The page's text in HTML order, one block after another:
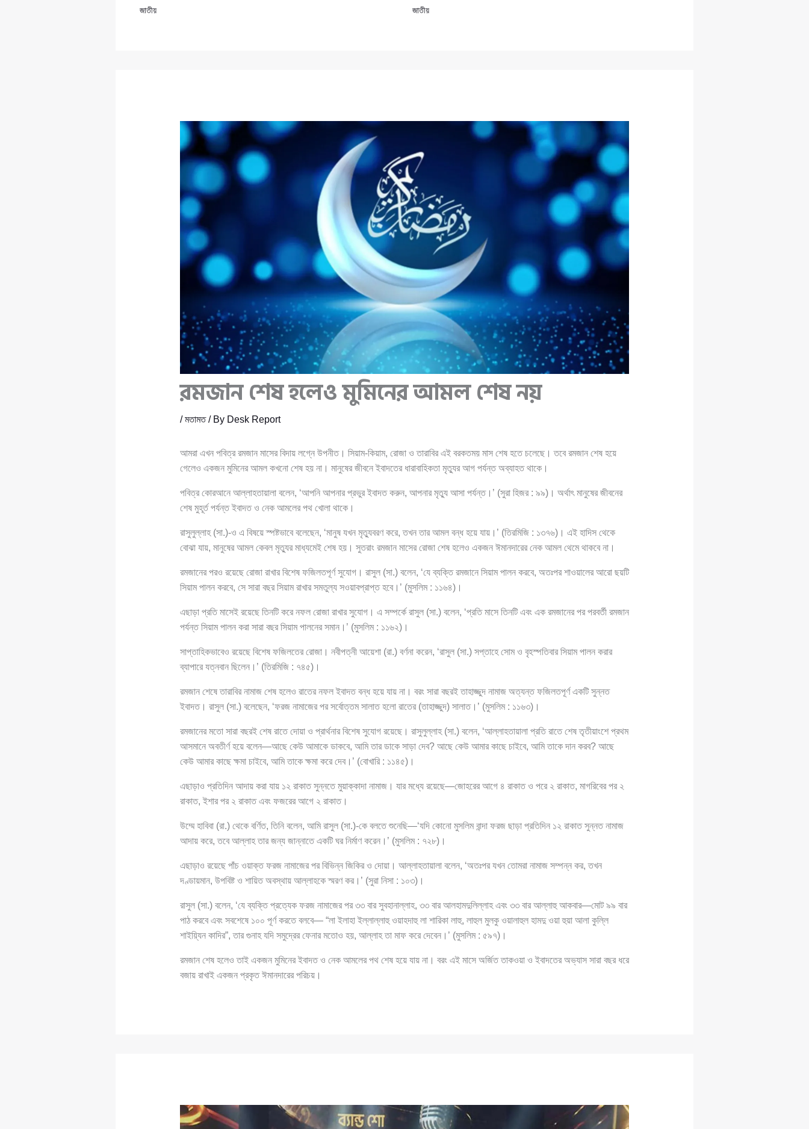
জাতীয় জাতীয়
রমজান শেষ হলেও মুমিনের আমল শেষ নয়
/মতামত/ By Desk Report
আমরা এখন পবিত্র রমজান মাসের বিদায় লগ্নে উপনীত। সিয়াম-কিয়াম, রোজা ও তারাবির এই বরকতময় মাস শেষ হতে চলেছে। তবে রমজান শেষ হয়ে
গেলেও একজন মুমিনের আমল কখনো শেষ হয় না। মানুষের জীবনে ইবাদতের ধারাবাহিকতা মৃত্যুর আগ পর্যন্ত অব্যাহত থাকে।
পবিত্র কোরআনে আল্লাহতায়ালা বলেন, ‘আপনি আপনার প্রভুর ইবাদত করুন, আপনার মৃত্যু আসা পর্যন্ত।’ (সুরা হিজর : ৯৯)। অর্থাৎ মানুষের জীবনের
শেষ মুহূর্ত পর্যন্ত ইবাদত ও নেক আমলের পথ খোলা থাকে।
রাসুলুল্লাহ (সা.)-ও এ বিষয়ে স্পষ্টভাবে বলেছেন, ‘মানুষ যখন মৃত্যুবরণ করে, তখন তার আমল বন্ধ হয়ে যায়।’ (তিরমিজি : ১৩৭৬)। এই হাদিস থেকে
বোঝা যায়, মানুষের আমল কেবল মৃত্যুর মাধ্যমেই শেষ হয়। সুতরাং রমজান মাসের রোজা শেষ হলেও একজন ঈমানদারের নেক আমল থেমে থাকবে না।
রমজানের পরও রয়েছে রোজা রাখার বিশেষ ফজিলতপূর্ণ সুযোগ। রাসুল (সা.) বলেন, ‘যে ব্যক্তি রমজানে সিয়াম পালন করবে, অতঃপর শাওয়ালের আরো ছয়টি
সিয়াম পালন করবে, সে সারা বছর সিয়াম রাখার সমতুল্য সওয়াবপ্রাপ্ত হবে।’ (মুসলিম : ১১৬৪)।
এছাড়া প্রতি মাসেই রয়েছে তিনটি করে নফল রোজা রাখার সুযোগ। এ সম্পর্কে রাসুল (সা.) বলেন, ‘প্রতি মাসে তিনটি এবং এক রমজানের পর পরবর্তী রমজান
পর্যন্ত সিয়াম পালন করা সারা বছর সিয়াম পালনের সমান।’ (মুসলিম : ১১৬২)।
সাপ্তাহিকভাবেও রয়েছে বিশেষ ফজিলতের রোজা। নবীপত্নী আয়েশা (রা.) বর্ণনা করেন, ‘রাসুল (সা.) সপ্তাহে সোম ও বৃহস্পতিবার সিয়াম পালন করার
ব্যাপারে যত্নবান ছিলেন।’ (তিরমিজি : ৭৪৫)।
রমজান শেষে তারাবির নামাজ শেষ হলেও রাতের নফল ইবাদত বন্ধ হয়ে যায় না। বরং সারা বছরই তাহাজ্জুদ নামাজ অত্যন্ত ফজিলতপূর্ণ একটি সুন্নত
ইবাদত। রাসুল (সা.) বলেছেন, ‘ফরজ নামাজের পর সর্বোত্তম সালাত হলো রাতের (তাহাজ্জুদ) সালাত।’ (মুসলিম : ১১৬৩)।
রমজানের মতো সারা বছরই শেষ রাতে দোয়া ও প্রার্থনার বিশেষ সুযোগ রয়েছে। রাসুলুল্লাহ (সা.) বলেন, ‘আল্লাহতায়ালা প্রতি রাতে শেষ তৃতীয়াংশে প্রথম
আসমানে অবতীর্ণ হয়ে বলেন—আছে কেউ আমাকে ডাকবে, আমি তার ডাকে সাড়া দেব? আছে কেউ আমার কাছে চাইবে, আমি তাকে দান করব? আছে
কেউ আমার কাছে ক্ষমা চাইবে, আমি তাকে ক্ষমা করে দেব।’ (বোখারি : ১১৪৫)।
এছাড়াও প্রতিদিন আদায় করা যায় ১২ রাকাত সুন্নতে মুয়াক্কাদা নামাজ। যার মধ্যে রয়েছে—জোহরের আগে ৪ রাকাত ও পরে ২ রাকাত, মাগরিবের পর ২
রাকাত, ইশার পর ২ রাকাত এবং ফজরের আগে ২ রাকাত।
উম্মে হাবিবা (রা.) থেকে বর্ণিত, তিনি বলেন, আমি রাসুল (সা.)-কে বলতে শুনেছি—‘যদি কোনো মুসলিম বান্দা ফরজ ছাড়া প্রতিদিন ১২ রাকাত সুন্নত নামাজ
আদায় করে, তবে আল্লাহ তার জন্য জান্নাতে একটি ঘর নির্মাণ করেন।’ (মুসলিম : ৭২৮)।
এছাড়াও রয়েছে পাঁচ ওয়াক্ত ফরজ নামাজের পর বিভিন্ন জিকির ও দোয়া। আল্লাহতায়ালা বলেন, ‘অতঃপর যখন তোমরা নামাজ সম্পন্ন কর, তখন
দণ্ডায়মান, উপবিষ্ট ও শায়িত অবস্থায় আল্লাহকে স্মরণ কর।’ (সুরা নিসা : ১০৩)।
রাসুল (সা.) বলেন, ‘যে ব্যক্তি প্রত্যেক ফরজ নামাজের পর ৩৩ বার সুবহানাল্লাহ, ৩৩ বার আলহামদুলিল্লাহ এবং ৩৩ বার আল্লাহু আকবার—মোট ৯৯ বার
পাঠ করবে এবং সবশেষে ১০০ পূর্ণ করতে বলবে— “লা ইলাহা ইল্লাল্লাহু ওয়াহদাহু লা শারিকা লাহু, লাহুল মুলকু ওয়ালাহুল হামদু ওয়া হুয়া আলা কুল্লি
শাইয়্যিন কাদির”, তার গুনাহ যদি সমুদ্রের ফেনার মতোও হয়, আল্লাহ তা মাফ করে দেবেন।’ (মুসলিম : ৫৯৭)।
রমজান শেষ হলেও তাই একজন মুমিনের ইবাদত ও নেক আমলের পথ শেষ হয়ে যায় না। বরং এই মাসে অর্জিত তাকওয়া ও ইবাদতের অভ্যাস সারা বছর ধরে
বজায় রাখাই একজন প্রকৃত ঈমানদারের পরিচয়।